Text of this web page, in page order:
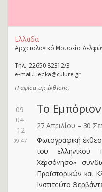
Ελλάδα
Αρχαιολογικό Μουσείο
Τηλ.: 22650 82312/3
e-mail.: iepka@culure.gr
Η αφίσα της έκθεσης.
09
04
'12
09:47
Το
27 Απριλίου – 30
Φωτογραφική
του ελληνικού
Χερσόνησο»
Προϊστορικών και
Ινστιτούτο